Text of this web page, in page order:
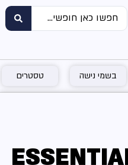
בשמי נישה טסטרים